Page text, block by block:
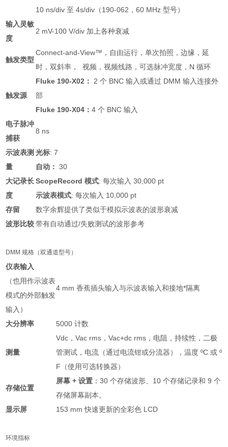
10 ns/div 至 4s/div（190-062，60 MHz 型号）
输入灵敏
度
2 mV-100 V/div 加上各种衰减
触发类型
Connect-and-View™，自由运行，单次拍照，边缘，延
时，双斜率， 视频，视频线路，可选脉冲宽度，N 循环
触发源
Fluke 190-X02：
2 个 BNC 输入或通过 DMM 输入连接外
部
Fluke 190-X04：4 个 BNC 输入
电子脉冲
捕获
8 ns
示波表测
量
光标: 7
自动： 30
大记录长
度
ScopeRecord 模式: 每次输入 30,000 pt
示波表模式: 每次输入 10,000 pt
存留
数字余辉提供了类似于模拟示波表的波形衰减
波形比较 带有自动通过/失败测试的波形参考
DMM 规格（双通道型号）
仪表输入
（也用作示波表
模式的外部触发
输入）
4 mm 香蕉插头输入与示波表输入和接地*隔离
大分辨率 5000 计数
测量
Vdc，Vac rms，Vac+dc rms，电阻，持续性，二极
管测试，电流（通过电流钳或分流器），温度 ºC 或 º
F（使用可选转换器）
存储位置
屏幕 + 设置 ：30 个存储波形、10 个存储记录和 9 个
存储屏幕副本。
显示屏
153 mm 快速更新的全彩色 LCD
环境指标